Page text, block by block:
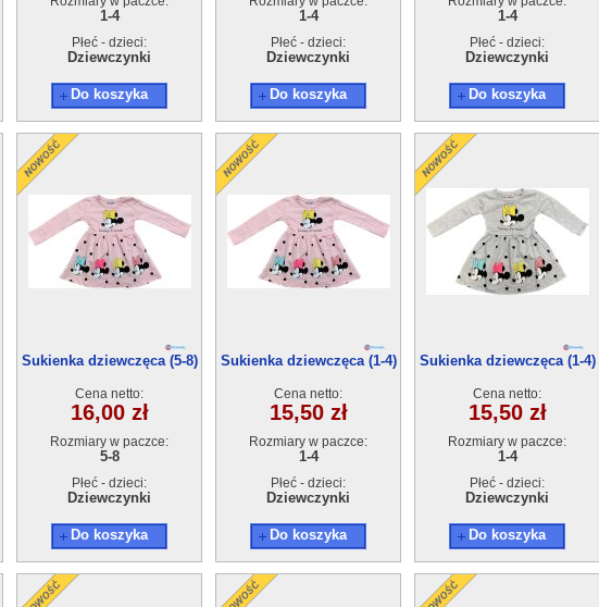
1-4
Płeć - dzieci:
Dziewczynki
Do koszyka
1-4
Płeć - dzieci:
Dziewczynki
Do koszyka
1-4
Płeć - dzieci:
Dziewczynki
Do koszyka
Sukienka dziewczęca (5-8)
Cena netto:
16,00 zł
Rozmiary w paczce:
5-8
Płeć - dzieci:
Dziewczynki
Do koszyka
Sukienka dziewczęca (1-4)
Cena netto:
15,50 zł
Rozmiary w paczce:
1-4
Płeć - dzieci:
Dziewczynki
Do koszyka
Sukienka dziewczęca (1-4)
Cena netto:
15,50 zł
Rozmiary w paczce:
1-4
Płeć - dzieci:
Dziewczynki
Do koszyka